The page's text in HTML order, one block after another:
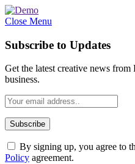
Close Menu
Subscribe to Updates
Get the latest creative news
business.
By signing up, you agree to
Policy agreement.